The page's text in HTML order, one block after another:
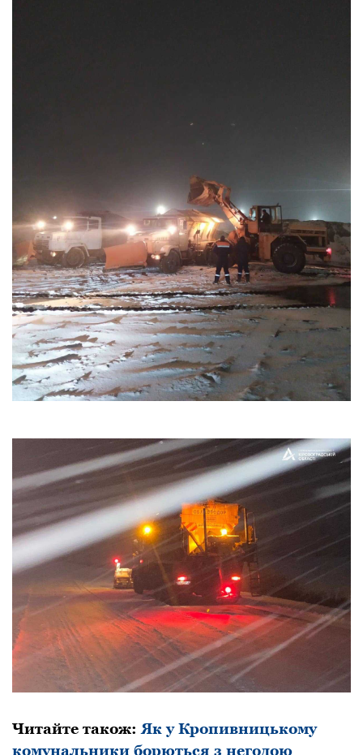
Читайте також:Як у Кропивницькому
комунальники борються з негодою